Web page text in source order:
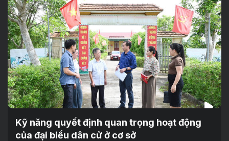
Kỹ năng quyết định quan trọng hoạt động
của đại biểu dân cử ở cơ sở